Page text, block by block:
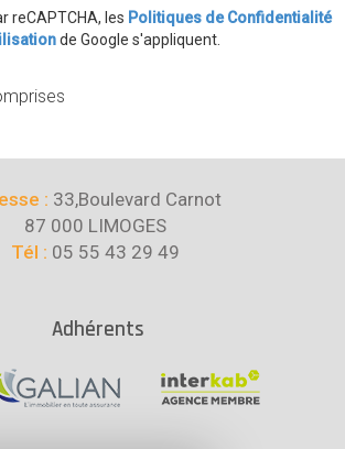
reCAPTCHA, les Politiques de Confidentialité
de Google s'appliquent.
: 33,Boulevard Carnot
87 000 LIMOGES
Tél : 05 55 43 29 49
Adhérents